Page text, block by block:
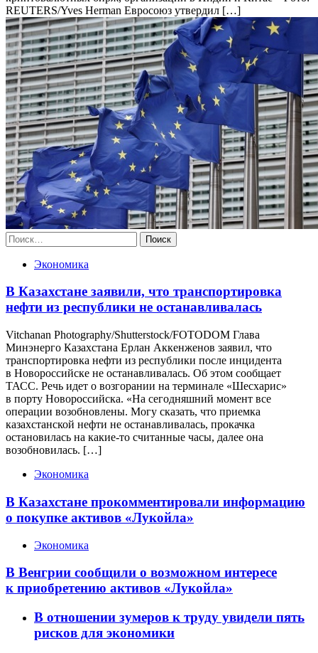
REUTERS/Yves Herman Евросоюз утвердил […]
Найти:
Экономика
В Казахстане заявили, что транспортировка
нефти из республики не останавливалась
Vitchanan Photography/Shutterstock/FOTODOM Глава
Минэнерго Казахстана Ерлан Аккенженов заявил, что
транспортировка нефти из республики после инцидента
в Новороссийске не останавливалась. Об этом сообщает
ТАСС. Речь идет о возгорании на терминале «Шесхарис»
в порту Новороссийска. «На сегодняшний момент все
операции возобновлены. Могу сказать, что приемка
казахстанской нефти не останавливалась, прокачка
остановилась на какие-то считанные часы, далее она
возобновилась. […]
Экономика
В Казахстане прокомментировали информацию
о покупке активов «Лукойла»
Экономика
В Венгрии сообщили о возможном интересе
к приобретению активов «Лукойла»
В отношении зумеров к труду увидели пять
рисков для экономики